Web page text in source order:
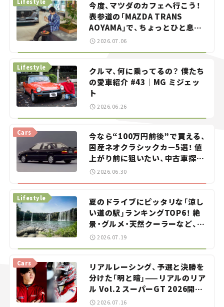
今度、マツダのカフェへ行こう！
表参道の「MAZDA TRANS
AOYAMA」で、ちょっとひと息。
——連載｜CCGとクルマでどうす
る？＜第13回＞
2026.07.06
クルマ、何に乗ってるの？ 僕たち
の愛車紹介 #43｜MG ミジェッ
ト
Lifestyle
2026.06.26
今なら“100万円前後”で買える、
国産ネオクラシックカー5選！ 値
上がり前に狙いたい、中古車探し
をお手伝い――ちょっとイケてるマ
イカー選び #02
Cars
2026.06.30
夏のドライブにピッタリな「涼し
い道の駅」ランキングTOP6！ 絶
景・グルメ・天然クーラーなど、避
暑におすすめのスポットを紹介
Lifestyle
2026.07.19
リアルレーシング、予選と決勝を
分けた「明と暗」——リアルのリア
ル Vol.2 スーパーGT 2026開幕
戦 岡山国際サーキット
Cars
2026.07.16